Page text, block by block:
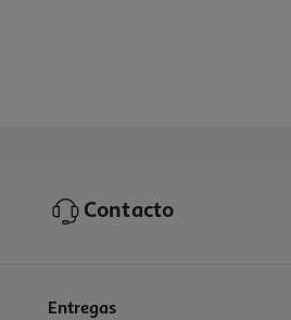
Contacto
Entregas